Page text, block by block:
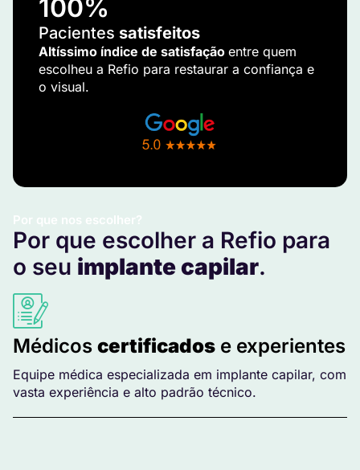
Por que nos escolher?
Por que escolher a Refio para
o seu implante capilar.
Médicos certificados e experientes
Equipe médica especializada em implante capilar, com
vasta experiência e alto padrão técnico.
100%
Pacientes satisfeitos
Altíssimo índice de satisfação entre quem
escolheu a Refio para restaurar a confiança e
o visual.